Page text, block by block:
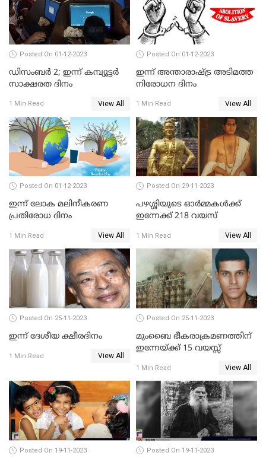
Posted On 01-12-2023
ഡിസംബര്‍ 2; ഇന്ന്‌ കമ്പ്യൂട്ടര്‍
സാക്ഷരത ദിനം
1 Min Read View All
Posted On 01-12-2023
ഇന്ന് അന്താരാഷ്ട്ര അടിമത്ത
നിരോധന ദിനം
1 Min Read View All
Posted On 01-12-2023
ഇന്ന് ലോക മലിനീകരണ
പ്രതിരോധ ദിനം
1 Min Read View All
Posted On 29-11-2023
പഴശ്ശിയുടെ ഓര്‍മ്മകള്‍ക്ക്
ഇന്നേക്ക് 218 വയസ്
1 Min Read View All
Posted On 25-11-2023
ഇന്ന് ദേശീയ ക്ഷീരദിനം
1 Min Read View All
Posted On 25-11-2023
മുംബൈ ഭീകരാക്രമണത്തിന്
ഇന്നേയ്ക്ക് 15 വയസ്സ്
1 Min Read View All
Posted On 19-11-2023 Posted On 19-11-2023